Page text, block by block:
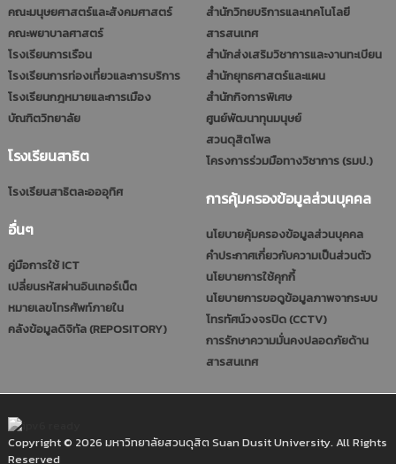
คณะมนุษยศาสตร์และสังคมศาสตร์
คณะพยาบาลศาสตร์
โรงเรียนการเรือน
โรงเรียนการท่องเที่ยวและการบริการ
โรงเรียนกฎหมายและการเมือง
บัณฑิตวิทยาลัย
โรงเรียนสาธิต
โรงเรียนสาธิตละอออุทิศ
อื่นๆ
คู่มือการใช้ ICT
เปลี่ยนรหัสผ่านอินเทอร์เน็ต
หมายเลขโทรศัพท์ภายใน
คลังข้อมูลดิจิทัล (REPOSITORY)
สำนักวิทยบริการและเทคโนโลยี
สารสนเทศ
สำนักส่งเสริมวิชาการและงานทะเบียน
สำนักยุทธศาสตร์และแผน
สำนักกิจการพิเศษ
ศูนย์พัฒนาทุนมนุษย์
สวนดุสิตโพล
โครงการร่วมมือทางวิชาการ (รมป.)
การคุ้มครองข้อมูลส่วนบุคคล
นโยบายคุ้มครองข้อมูลส่วนบุคคล
คำประกาศเกี่ยวกับความเป็นส่วนตัว
นโยบายการใช้คุกกี้
นโยบายการขอดูข้อมูลภาพจากระบบ
โทรทัศน์วงจรปิด (CCTV)
การรักษาความมั่นคงปลอดภัยด้าน
สารสนเทศ
Copyright © 2026 มหาวิทยาลัยสวนดุสิต Suan Dusit University. All Rights
Reserved